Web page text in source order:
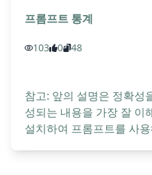
프롬프트 통계
103 0 48
참고: 앞의 설명은 정확성
성되는 내용을 가장 잘 이
설치하여 프롬프트를 사